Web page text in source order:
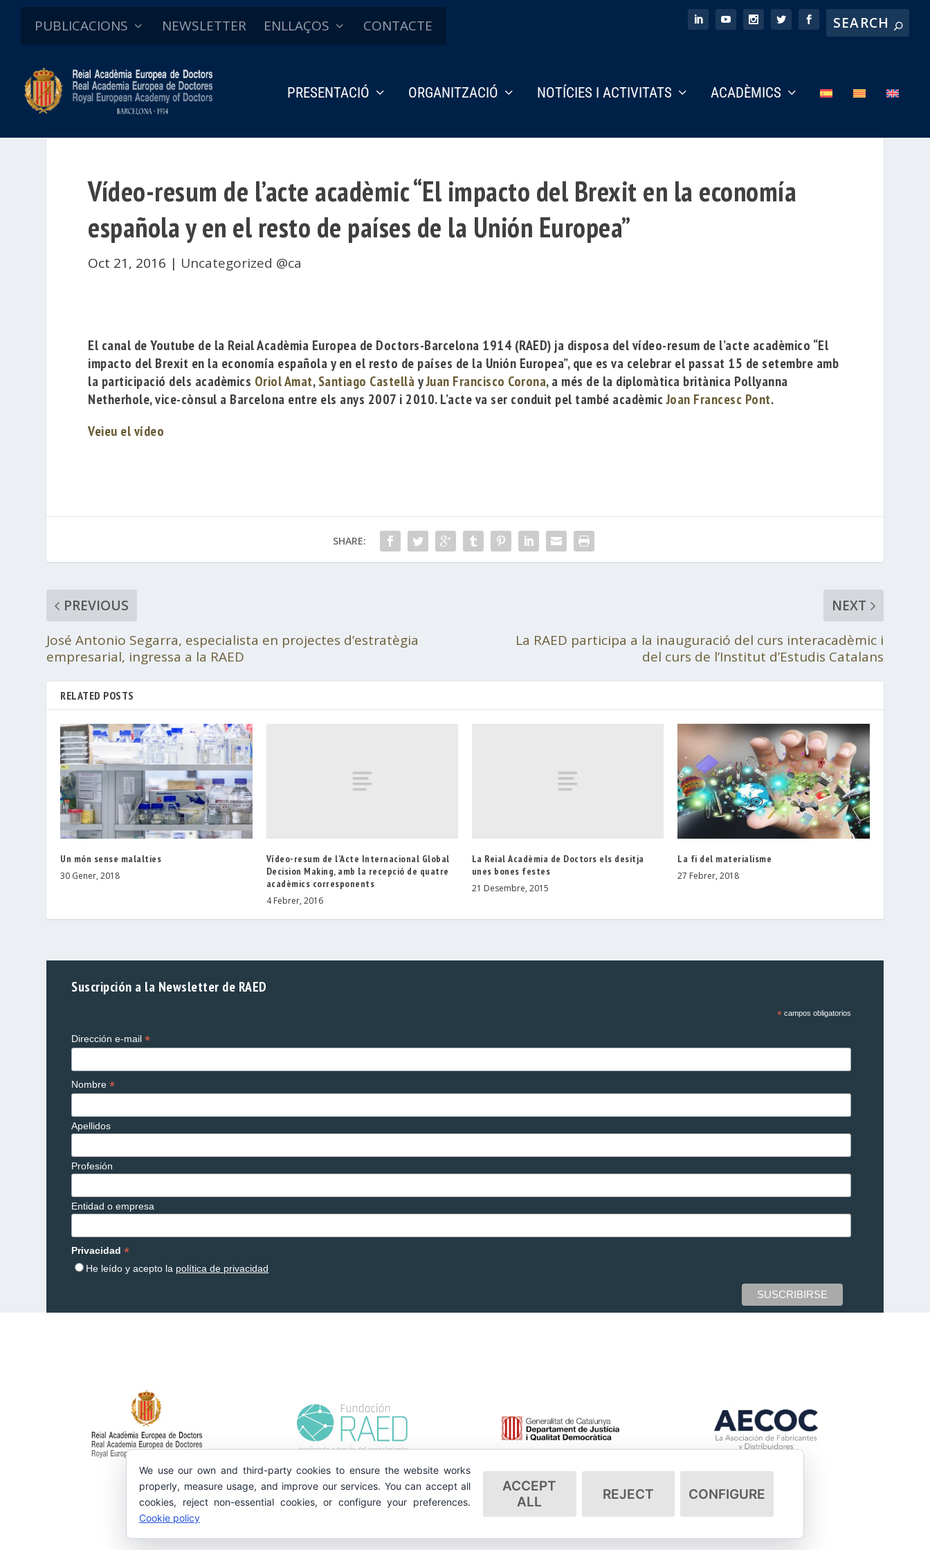
PUBLICACIONS NEWSLETTER ENLLAÇOS CONTACTE
PRESENTACIÓ ORGANITZACIÓ NOTÍCIES I ACTIVITATS ACADÈMICS
Vídeo-resum de l’acte acadèmic “El impacto del Brexit en la economía
española y en el resto de países de la Unión Europea”
Oct 21, 2016 | Uncategorized @ca
El canal de Youtube de la Reial Acadèmia Europea de Doctors-Barcelona 1914 (RAED) ja disposa del vídeo-resum de l’acte acadèmico “El
impacto del Brexit en la economía española y en el resto de países de la Unión Europea”, que es va celebrar el passat 15 de setembre amb
la participació dels acadèmics Oriol Amat,Santiago CastellàyJuan Francisco Corona, a més de la diplomàtica britànica Pollyanna
Netherhole, vice-cònsul a Barcelona entre els anys 2007 i 2010. L’acte va ser conduit pel també acadèmicJoan Francesc Pont.
Veieu el vídeo
SHARE:
PREVIOUS
José Antonio Segarra, especialista en projectes d’estratègia
empresarial, ingressa a la RAED
NEXT
La RAED participa a la inauguració del curs interacadèmic i
del curs de l’Institut d’Estudis Catalans
RELATED POSTS
Un món sense malalties
30 Gener, 2018
Vídeo-resum de l’Acte Internacional Global
Decision Making, amb la recepció de quatre
acadèmics corresponents
4 Febrer, 2016
La Reial Acadèmia de Doctors els desitja
unes bones festes
21 Desembre, 2015
La fi del materialisme
27 Febrer, 2018
Suscripción a la Newsletter de RAED
*campos obligatorios
Dirección e-mail*
Nombre*
Apellidos
Profesión
Entidad o empresa
Privacidad*
He leído y acepto la política de privacidad
We use our own and third-party cookies to ensure the website works
properly, measure usage, and improve our services. You can accept all
cookies, reject non-essential cookies, or configure your preferences.
Cookie policy
ACCEPT
ALL
REJECT CONFIGURE